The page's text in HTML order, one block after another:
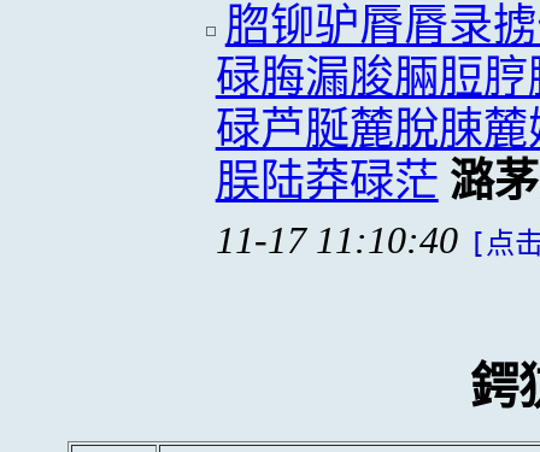
脗铆驴脣脣录
碌脢漏脧脼脰
碌芦脠麓脫脨
脵陆莽碌茫 潞
11-17 11:10:40 [点
鍔